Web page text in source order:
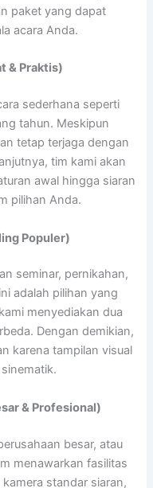
paket yang dapat
acara Anda.
& Praktis)
sederhana seperti
tahun. Meskipun
tetap terjaga dengan
tim kami akan
awal hingga siaran
pilihan Anda.
Populer)
seminar, pernikahan,
adalah pilihan yang
menyediakan dua
Dengan demikian,
karena tampilan visual
& Profesional)
besar, atau
menawarkan fasilitas
standar siaran,